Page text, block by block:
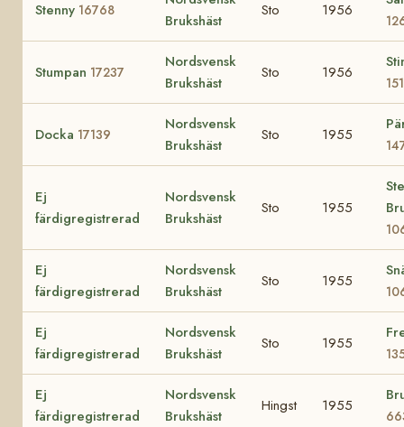
Stenny 16768
Brukshäst
Sto 1956
Stumpan 17237
Nordsvensk
Brukshäst
Sto 1956
Docka 17139
Nordsvensk
Brukshäst
Sto 1955
Ej
färdigregistrerad
Nordsvensk
Brukshäst
Sto 1955
Ej
färdigregistrerad
Nordsvensk
Brukshäst
Sto 1955
Ej
färdigregistrerad
Nordsvensk
Brukshäst
Sto 1955
Ej
färdigregistrerad
Nordsvensk
Brukshäst
Hingst 1955